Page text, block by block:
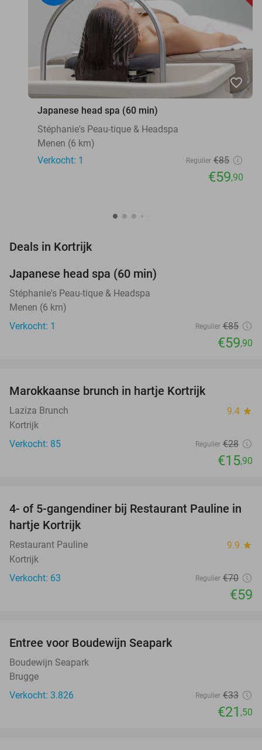
favorite_border
Japanese head spa (60 min)
Stéphanie's Peau-tique & Headspa
Menen (6 km)
Verkocht: 1
Regulier €85
€59,90
Deals in Kortrijk
TODAY
Japanese head spa (60 min)
Stéphanie's Peau-tique & Headspa
Menen (6 km)
Verkocht: 1
Regulier €85
€59,90
Marokkaanse brunch in hartje Kortrijk
Laziza Brunch 9.4 star
Kortrijk
Verkocht: 85
Regulier €28
€15,90
16%
4- of 5-gangendiner bij Restaurant Pauline in
hartje Kortrijk
Restaurant Pauline 9.9 star
Kortrijk
Verkocht: 63
Regulier €70
€59
Entree voor Boudewijn Seapark
Boudewijn Seapark
Brugge
Verkocht: 3.826
Regulier €33
€21 ,50